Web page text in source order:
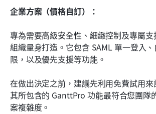
企業方案（價格自訂）：
專為需要高級安全性、細緻控制及專屬
組織量身打造。它包含 SAML 單一登入
限，以及優先支援等功能。
在做出決定之前，建議先利用免費試用
其所包含的 GanttPro 功能最符合您團隊
案複雜度。